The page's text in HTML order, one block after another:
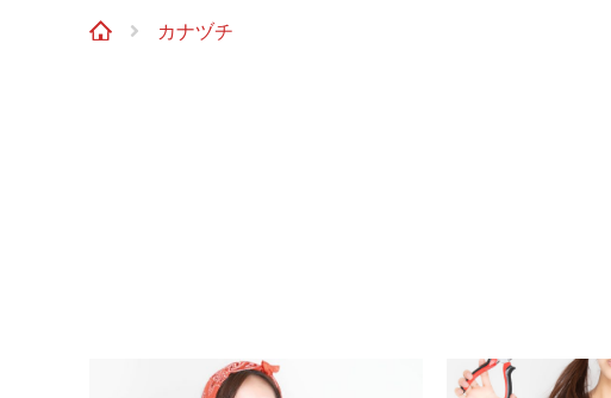
カナヅチ